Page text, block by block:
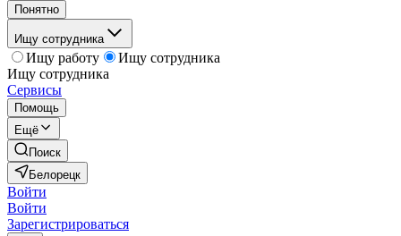
Понятно
Ищу сотрудника
Ищу работу
Ищу сотрудника
Ищу сотрудника
Сервисы
Помощь
Ещё
Поиск
Белорецк
Войти
Войти
Зарегистрироваться